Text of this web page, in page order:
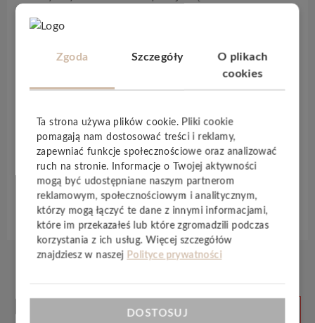
Specyfikacja techniczna
wyjątkowy wystrój takich wnętrz, podnosi ich
może stanowić interesujący dodatek do każdego
pomieszczenia. Dowolność zestawiania jest dużą
pomaga też w tworzeniu eklektycznych, oryginalnych
wnętrz. To propozycja dla osób chcących stworzyć
designerskie wnętrze – proste, ale jednocześnie
posiadające swój niepowtarzalny styl.
Produkty
Zgoda Szczegóły
O plikach
cookies
Ta strona używa plików cookie. Pliki cookie
pomagają nam dostosować treści i reklamy,
zapewniać funkcje społecznościowe oraz analizować
ruch na stronie. Informacje o Twojej aktywności
mogą być udostępniane naszym partnerom
reklamowym, społecznościowym i analitycznym,
którzy mogą łączyć te dane z innymi informacjami,
które im przekazałeś lub które zgromadzili podczas
korzystania z ich usług. Więcej szczegółów
znajdziesz w naszej Polityce prywatności
DOSTOSUJ